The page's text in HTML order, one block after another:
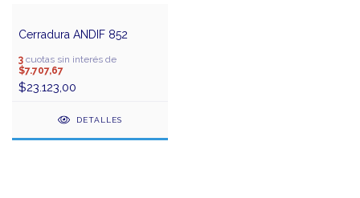
Cerradura ANDIF 852
3 cuotas sin interés de
$7.707,67
$23.123,00
DETALLES